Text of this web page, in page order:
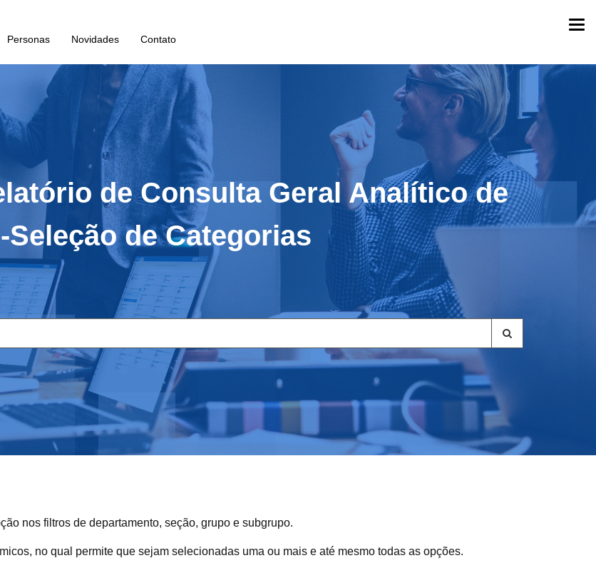
Personas Novidades Contato
de Consulta Geral Analítico de
de Categorias
nos filtros de departamento, seção, grupo e subgrupo.
no qual permite que sejam selecionadas uma ou mais e até mesmo todas as opções.